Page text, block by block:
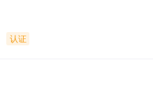
认证